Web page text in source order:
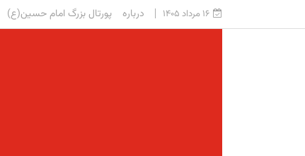
۱۶ مرداد ۱۴۰۵ درباره پورتال بزرگ امام حسین(ع)